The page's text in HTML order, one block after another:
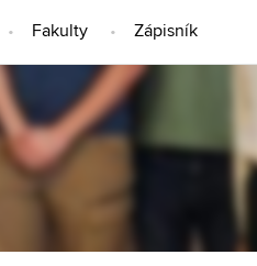
Fakulty Zápisník
TÉMA